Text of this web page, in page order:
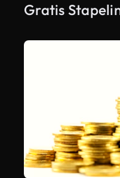
Gratis